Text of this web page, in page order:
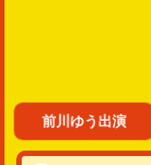
前川ゆう出演